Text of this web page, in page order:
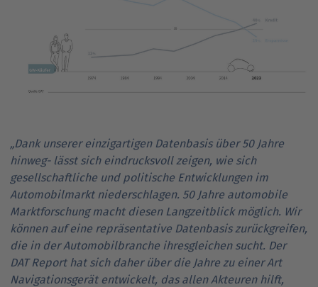
„Dank unserer einzigartigen Datenbasis über 50 Jahre
hinweg- lässt sich eindrucksvoll zeigen, wie sich
gesellschaftliche und politische Entwicklungen im
Automobilmarkt niederschlagen. 50 Jahre automobile
Marktforschung macht diesen Langzeitblick möglich. Wir
können auf eine repräsentative Datenbasis zurückgreifen,
die in der Automobilbranche ihresgleichen sucht. Der
DAT Report hat sich daher über die Jahre zu einer Art
Navigationsgerät entwickelt, das allen Akteuren hilft,